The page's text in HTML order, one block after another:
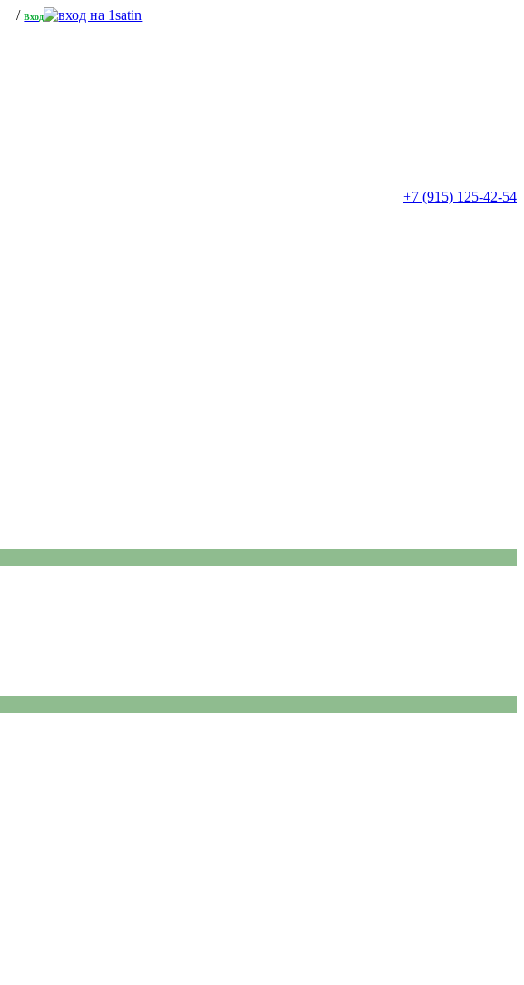
/Вход
+7 (915) 125-42-54